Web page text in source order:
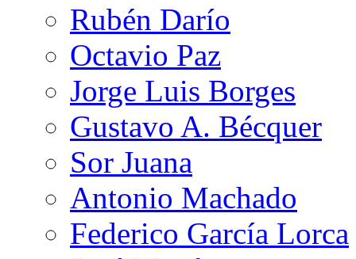
Rubén Darío
Octavio Paz
Jorge Luis Borges
Gustavo A. Bécquer
Sor Juana
Antonio Machado
Federico García Lorca